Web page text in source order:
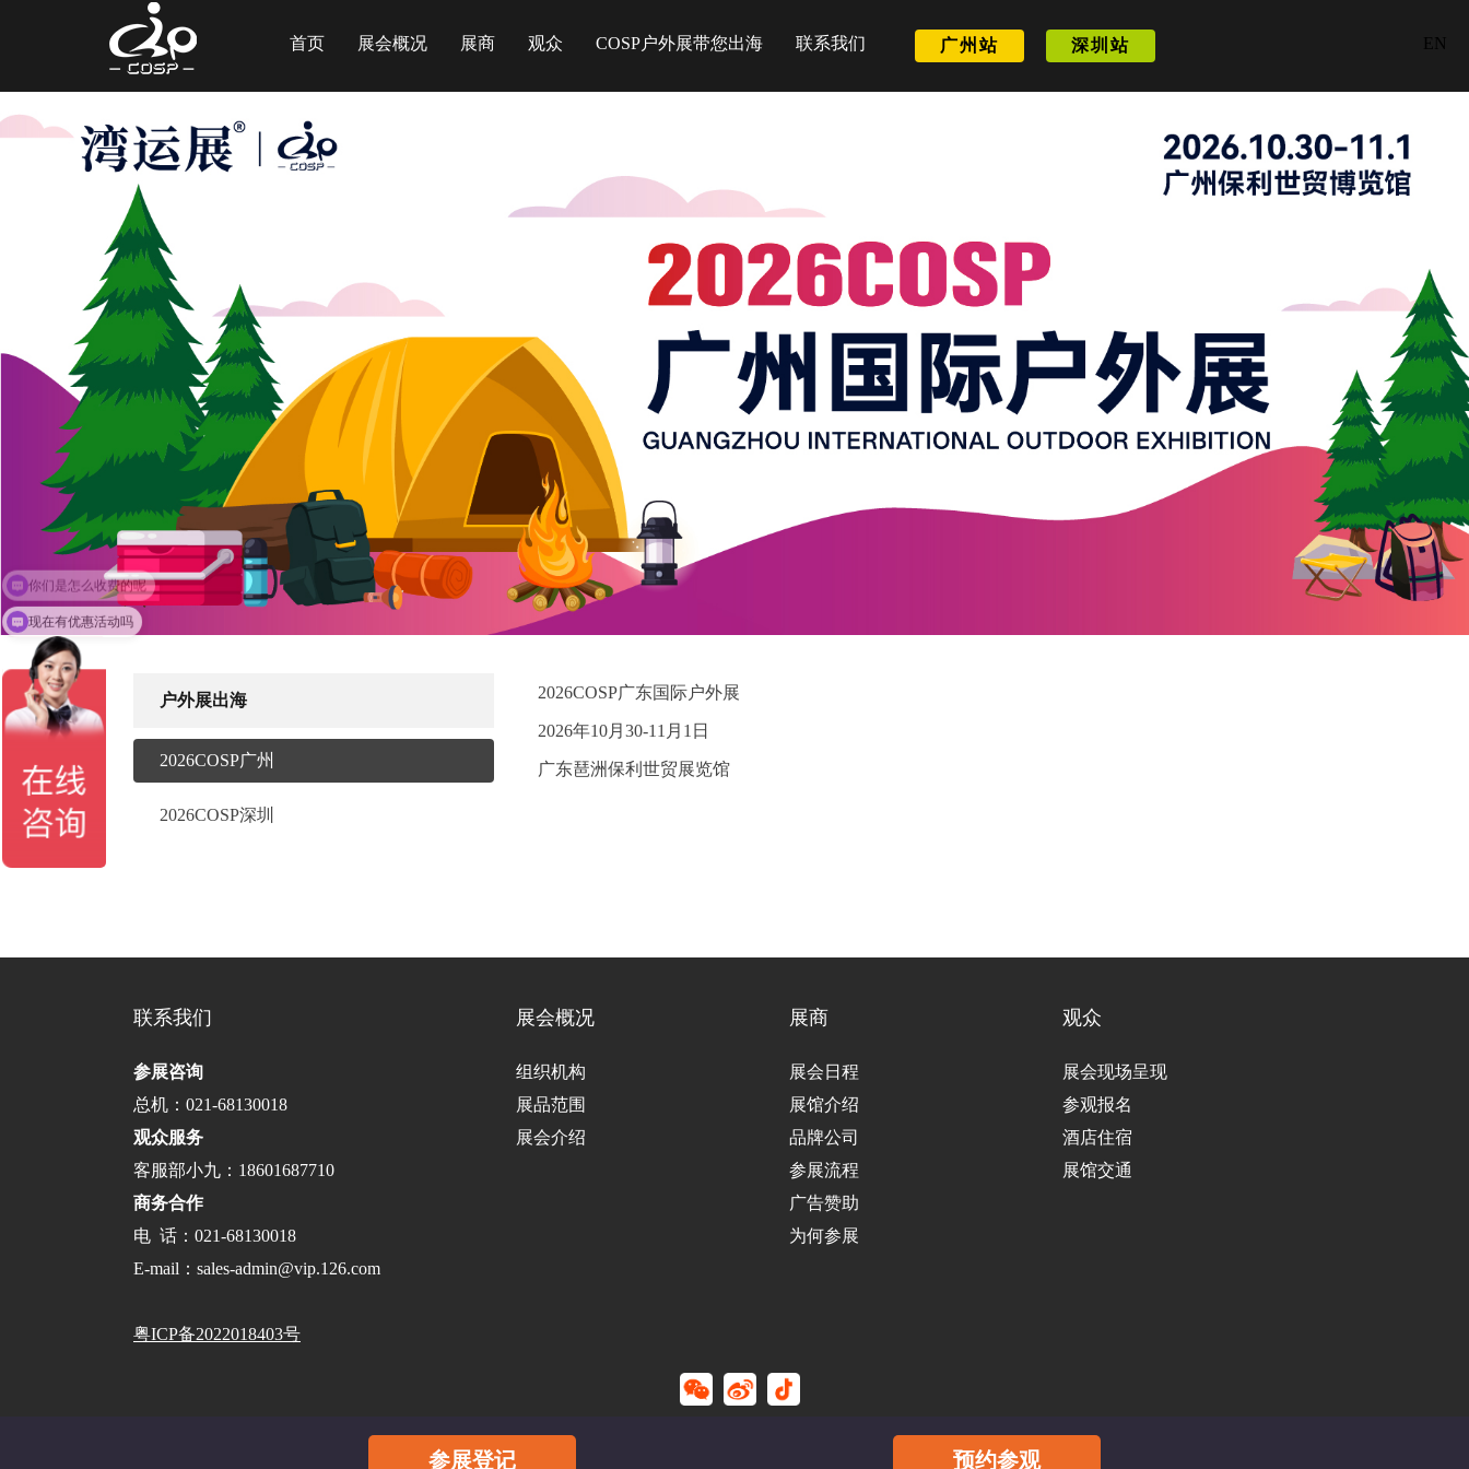
首页 展会概况 展商 观众 COSP户外展带您出海 联系我们 广州站 深圳站 EN
户外展出海
2026COSP广州
2026COSP深圳
2026COSP广东国际户外展
2026年10月30-11月1日
广东琶洲保利世贸展览馆
联系我们
参展咨询
总机：021-68130018
观众服务
客服部小九：18601687710
商务合作
电 话：021-68130018
E-mail：sales-admin@vip.126.com
粤ICP备2022018403号
展会概况
组织机构
展品范围
展会介绍
展商
展会日程
展馆介绍
品牌公司
参展流程
广告赞助
为何参展
观众
展会现场呈现
参观报名
酒店住宿
展馆交通
参展登记 预约参观
你们是怎么收费的呢
现在有优惠活动吗